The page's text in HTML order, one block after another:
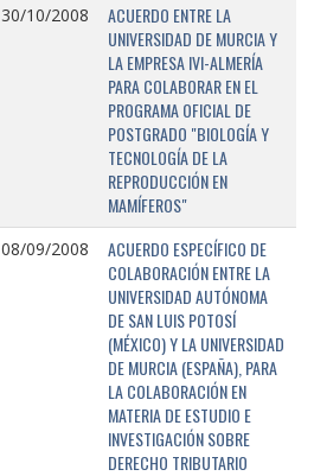
30/10/2008
ACUERDO ENTRE LA
UNIVERSIDAD DE MURCIA Y
LA EMPRESA IVI-ALMERÍA
PARA COLABORAR EN EL
PROGRAMA OFICIAL DE
POSTGRADO "BIOLOGÍA Y
TECNOLOGÍA DE LA
REPRODUCCIÓN EN
MAMÍFEROS"
08/09/2008
ACUERDO ESPECÍFICO DE
COLABORACIÓN ENTRE LA
UNIVERSIDAD AUTÓNOMA
DE SAN LUIS POTOSÍ
(MÉXICO) Y LA UNIVERSIDAD
DE MURCIA (ESPAÑA), PARA
LA COLABORACIÓN EN
MATERIA DE ESTUDIO E
INVESTIGACIÓN SOBRE
DERECHO TRIBUTARIO